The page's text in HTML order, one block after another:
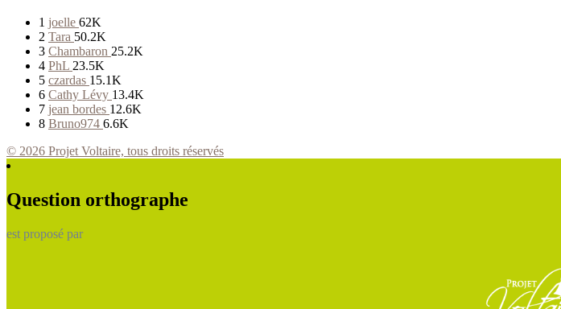
1 joelle 62K
2 Tara 50.2K
3 Chambaron 25.2K
4 PhL 23.5K
5 czardas 15.1K
6 Cathy Lévy 13.4K
7 jean bordes 12.6K
8 Bruno974 6.6K
© 2026 Projet Voltaire, tous droits réservés
Question orthographe
est proposé par